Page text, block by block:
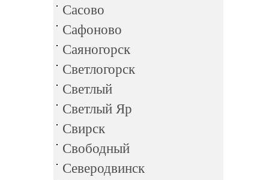
Сасово
Сафоново
Саяногорск
Светлогорск
Светлый
Светлый Яр
Свирск
Свободный
Северодвинск